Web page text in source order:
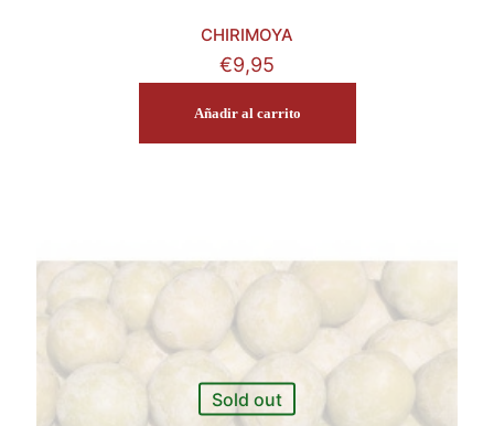
CHIRIMOYA
€9,95
Añadir al carrito
Sold out